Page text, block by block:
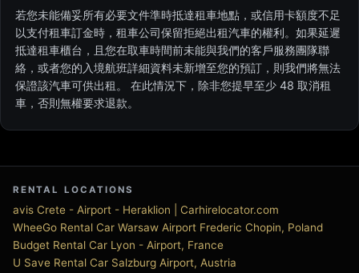
若您未能備妥所有必要文件準時抵達租車地點，或信用卡額度不足
以支付租車訂金時，租車公司保留拒絕出租汽車的權利。如果延遲
抵達租車櫃台，且您在取車時間前未能與我們的客戶服務團隊聯
絡，或者您的入境航班詳細資料未新增至您的預訂，則我們將無法
保證該汽車可供出租。 在此情況下，除非您提早至少 48 取消租
車，否則無權要求退款。
RENTAL LOCATIONS
avis Crete - Airport - Heraklion | Carhirelocator.com
WheeGo Rental Car Warsaw Airport Frederic Chopin, Poland
Budget Rental Car Lyon - Airport, France
U Save Rental Car Salzburg Airport, Austria